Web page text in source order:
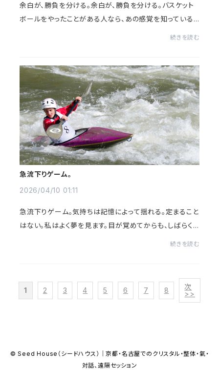
余白が、勝負を分ける。余白が、勝負を分ける。バスケット
ボールをやったことがある人なら、あの感覚を知っている
続きを読む
急流下りゲーム。
2026/04/10 01:11
急流下りゲーム。気持ちは記憶によって揺れる。定まること
はない。私はよく夢を見ます。目が覚めてからも、しばらく
はその光景を詳細に覚えている方です。今朝も、こんな夢
続きを読む
1 2 3 4 5 6 7 8
次
>>
© Seed House（シードハウス）｜京都・名古屋でのクリスタル・整体・氣・
対話、遠隔セッション